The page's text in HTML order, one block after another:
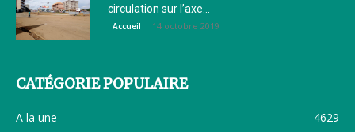
circulation sur l’axe...
Accueil 14 octobre 2019
CATÉGORIE POPULAIRE
A la une
4629